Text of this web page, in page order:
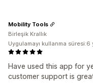
Have used this app for
customer support is
Mobility Tools
Birleşik Krallık
Uygulamayı kullanma süresi:6